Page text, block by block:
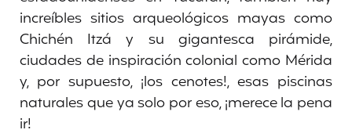
increíbles sitios arqueológicos mayas como
Chichén Itzá y su gigantesca pirámide,
ciudades de inspiración colonial como Mérida
y, por supuesto, ¡los cenotes!, esas piscinas
naturales que ya solo por eso, ¡merece la pena
ir!